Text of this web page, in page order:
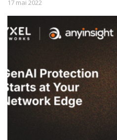
17 mai 2022